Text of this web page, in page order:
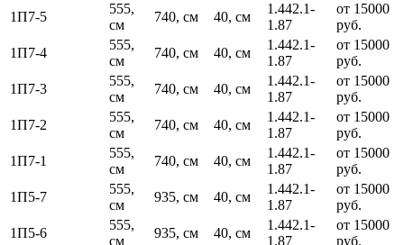
1П7-5
555,
см
740, см 40, см
1.442.1-
1.87
от 15000
руб.
1П7-4
555,
см
740, см 40, см
1.442.1-
1.87
от 15000
руб.
1П7-3
555,
см
740, см 40, см
1.442.1-
1.87
от 15000
руб.
1П7-2
555,
см
740, см 40, см
1.442.1-
1.87
от 15000
руб.
1П7-1
555,
см
740, см 40, см
1.442.1-
1.87
от 15000
руб.
1П5-7
555,
см
935, см 40, см
1.442.1-
1.87
от 15000
руб.
1П5-6
555,
см
935, см 40, см
1.442.1-
1.87
от 15000
руб.